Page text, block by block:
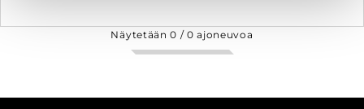
Näytetään0 /0 ajoneuvoa